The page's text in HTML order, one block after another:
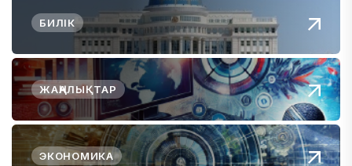
БИЛІК
ЖАҢАЛЫҚТАР
ЭКОНОМИКА